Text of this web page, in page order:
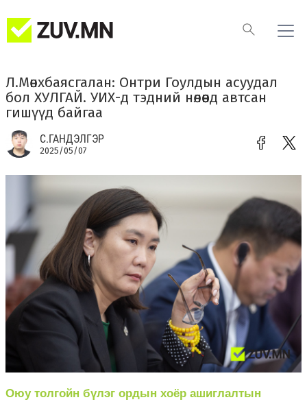
Л.Мөнхбаясгалан: Онтри Гоулдын асуудал
бол ХУЛГАЙ. УИХ-д тэдний нөлөөнд автсан
гишүүд байгаа
С.ГАНДЭЛГЭР
2025/05/07
Оюу толгойн бүлэг ордын хоёр ашиглалтын